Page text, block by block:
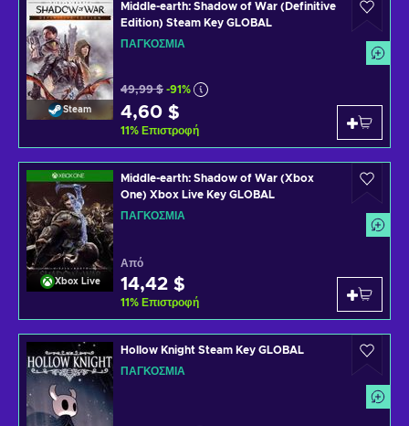
Steam
Middle-earth: Shadow of War (Definitive
Edition) Steam Key GLOBAL
ΠΑΓΚΌΣΜΙΑ
49,99 $ -91%
4,60 $
11% Επιστροφή
Xbox Live
Middle-earth: Shadow of War (Xbox
One) Xbox Live Key GLOBAL
ΠΑΓΚΌΣΜΙΑ
Από
14,42 $
11% Επιστροφή
Hollow Knight Steam Key GLOBAL
ΠΑΓΚΌΣΜΙΑ